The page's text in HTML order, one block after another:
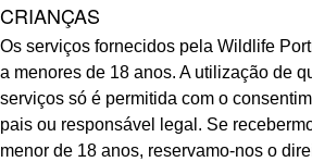
CRIANÇAS
Os serviços fornecidos pela Wildlife
a menores de 18 anos. A utilização de
serviços só é permitida com o
pais ou responsável legal. Se
menor de 18 anos, reservamo-nos o